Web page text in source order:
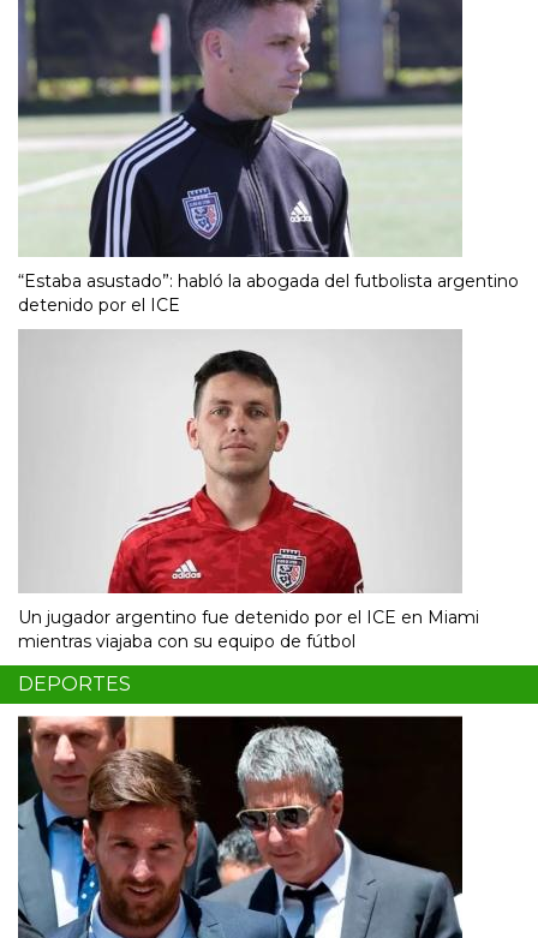
“Estaba asustado”: habló la abogada del futbolista argentino
detenido por el ICE
Un jugador argentino fue detenido por el ICE en Miami
mientras viajaba con su equipo de fútbol
DEPORTES